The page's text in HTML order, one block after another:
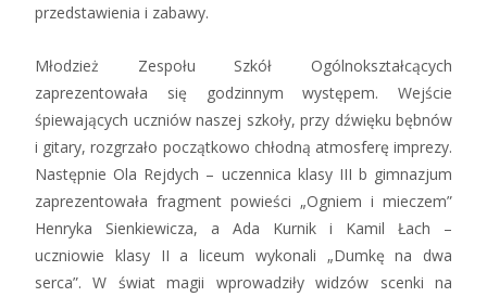
przedstawienia i zabawy.
Młodzież Zespołu Szkół Ogólnokształcących
zaprezentowała się godzinnym występem. Wejście
śpiewających uczniów naszej szkoły, przy dźwięku bębnów
i gitary, rozgrzało początkowo chłodną atmosferę imprezy.
Następnie Ola Rejdych – uczennica klasy III b gimnazjum
zaprezentowała fragment powieści „Ogniem i mieczem”
Henryka Sienkiewicza, a Ada Kurnik i Kamil Łach –
uczniowie klasy II a liceum wykonali „Dumkę na dwa
serca”. W świat magii wprowadziły widzów scenki na